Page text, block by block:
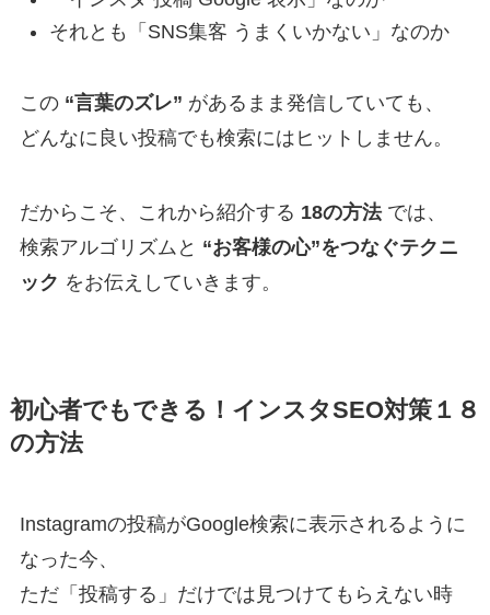
それとも「SNS集客 うまくいかない」なのか
この “言葉のズレ” があるまま発信していても、
どんなに良い投稿でも検索にはヒットしません。
だからこそ、これから紹介する 18の方法では、
検索アルゴリズムと “お客様の心”をつなぐテクニ
ック をお伝えしていきます。
初心者でもできる！インスタSEO対策１８
の方法
Instagramの投稿がGoogle検索に表示されるように
なった今、
ただ「投稿する」だけでは見つけてもらえない時